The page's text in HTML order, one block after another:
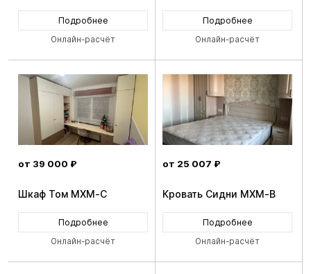
Подробнее
Онлайн-расчёт
Подробнее
Онлайн-расчёт
от 39 000 ₽
Шкаф Том MXM-C
Подробнее
Онлайн-расчёт
от 25 007 ₽
Кровать Сидни MXM-B
Подробнее
Онлайн-расчёт